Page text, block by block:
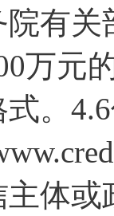
院有关
万元
式。
主体或